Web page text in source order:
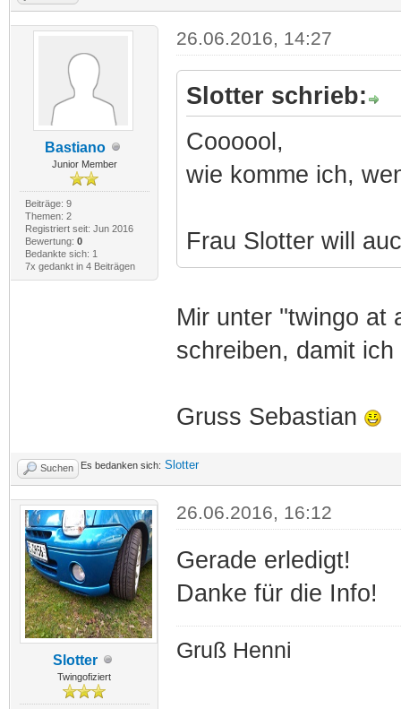
Bastiano
Junior Member
Beiträge: 9
Themen: 2
Registriert seit: Jun 2016
Bewertung: 0
Bedankte sich: 1
7x gedankt in 4 Beiträgen
26.06.2016, 14:27
Slotter schrieb:
Coooool,
wie komme ich,
Frau Slotter will
Mir unter ''twingo at
schreiben, damit
Gruss Sebastian
Suchen Es bedanken sich: Slotter
Slotter
Twingofiziert
26.06.2016, 16:12
Gerade erledigt!
Danke für die Info!
Gruß Henni